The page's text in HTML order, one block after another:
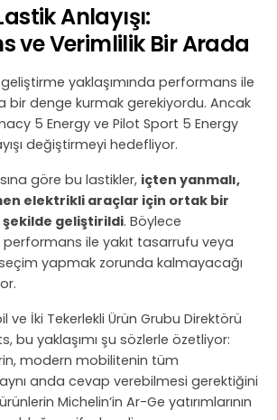
Anlayışı:
ve Verimlilik Bir Arada
yaklaşımında performans ile
bir denge kurmak gerekiyordu. Ancak
5 Energy ve Pilot Sport 5 Energy
değiştirmeyi hedefliyor.
göre bu lastikler, içten yanmalı,
elektrikli araçlar için ortak bir
geliştirildi. Böylece
performans ile yakıt tasarrufu veya
yapmak zorunda kalmayacağı
ve İki Tekerlekli Ürün Grubu Direktörü
bu yaklaşımı şu sözlerle özetliyor:
modern mobilitenin tüm
anda cevap verebilmesi gerektiğini
Michelin’in Ar-Ge yatırımlarının